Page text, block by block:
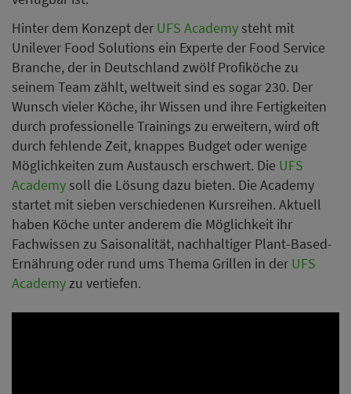
Hinter dem Konzept der UFS Academy steht mit
Unilever Food Solutions ein Experte der Food Service
Branche, der in Deutschland zwölf Profiköche zu
seinem Team zählt, weltweit sind es sogar 230. Der
Wunsch vieler Köche, ihr Wissen und ihre Fertigkeiten
durch professionelle Trainings zu erweitern, wird oft
durch fehlende Zeit, knappes Budget oder wenige
Möglichkeiten zum Austausch erschwert. Die UFS
Academy soll die Lösung dazu bieten. Die Academy
startet mit sieben verschiedenen Kursreihen. Aktuell
haben Köche unter anderem die Möglichkeit ihr
Fachwissen zu Saisonalität, nachhaltiger Plant-Based-
Ernährung oder rund ums Thema Grillen in der UFS
Academyzu vertiefen.